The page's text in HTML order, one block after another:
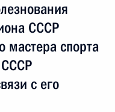
СССР
мастера спорта
СССР
с его